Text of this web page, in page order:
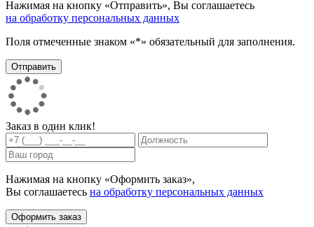
Нажимая на кнопку «Отправить», Вы соглашаетесь
на обработку персональных данных
Поля отмеченные знаком «*» обязательный для заполнения.
Заказ в один клик!
Нажимая на кнопку «Оформить заказ»,
Вы соглашаетесь на обработку персональных данных